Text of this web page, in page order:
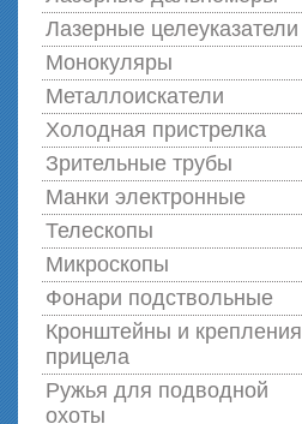
Лазерные целеуказатели
Монокуляры
Металлоискатели
Холодная пристрелка
Зрительные трубы
Манки электронные
Телескопы
Микроскопы
Фонари подствольные
Кронштейны и крепления
прицела
Ружья для подводной
оxоты